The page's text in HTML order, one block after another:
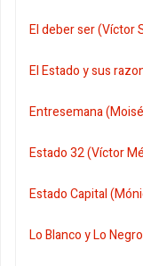
El deber ser (Víctor
El Estado y sus
Entresemana
Estado 32 (Víctor
Estado Capital
Lo Blanco y Lo